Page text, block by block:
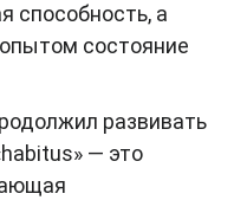
способность, а
состояние
развивать
— это